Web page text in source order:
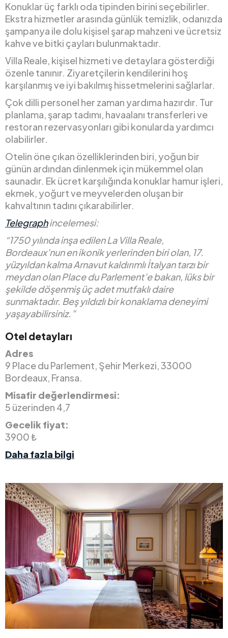
Konuklar üç farklı oda tipinden birini seçebilirler.
Ekstra hizmetler arasında günlük temizlik, odanızda
şampanya ile dolu kişisel şarap mahzeni ve ücretsiz
kahve ve bitki çayları bulunmaktadır.
Villa Reale, kişisel hizmeti ve detaylara gösterdiği
özenle tanınır. Ziyaretçilerin kendilerini hoş
karşılanmış ve iyi bakılmış hissetmelerini sağlarlar.
Çok dilli personel her zaman yardıma hazırdır. Tur
planlama, şarap tadımı, havaalanı transferleri ve
restoran rezervasyonları gibi konularda yardımcı
olabilirler.
Otelin öne çıkan özelliklerinden biri, yoğun bir
günün ardından dinlenmek için mükemmel olan
saunadır. Ek ücret karşılığında konuklar hamur işleri,
ekmek, yoğurt ve meyvelerden oluşan bir
kahvaltının tadını çıkarabilirler.
Telegraphincelemesi:
“1750 yılında inşa edilen La Villa Reale,
Bordeaux’nun en ikonik yerlerinden biri olan, 17.
yüzyıldan kalma Arnavut kaldırımlı İtalyan tarzı bir
meydan olan Place du Parlement’e bakan, lüks bir
şekilde döşenmiş üç adet mutfaklı daire
sunmaktadır. Beş yıldızlı bir konaklama deneyimi
yaşayabilirsiniz.”
Otel detayları
Adres
9 Place du Parlement, Şehir Merkezi, 33000
Bordeaux, Fransa.
Misafir değerlendirmesi:
5 üzerinden 4,7
Gecelik fiyat:
3900 ₺
Daha fazla bilgi